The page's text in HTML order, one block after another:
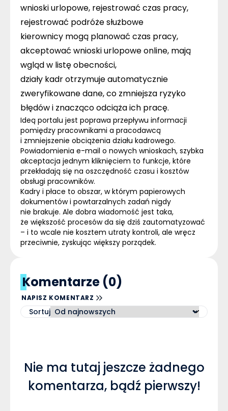
wnioski urlopowe, rejestrować czas pracy,
rejestrować podróże służbowe
kierownicy mogą planować czas pracy,
akceptować wnioski urlopowe online, mają
wgląd w listę obecności,
działy kadrotrzymuje automatycznie
zweryfikowane dane, co zmniejsza ryzyko
błędów i znacząco odciąża ich pracę.
Ideą portalu jest poprawa przepływu informacji
pomiędzy pracownikami a pracodawcą
i zmniejszenie obciążenia działu kadrowego.
Powiadomienia e-mail o nowych wnioskach, szybka
akceptacja jednym kliknięciem to funkcje, które
przekładają się na oszczędność czasu i kosztów
obsługi pracowników.
Kadry i płace to obszar, w którym papierowych
dokumentów i powtarzalnych zadań nigdy
nie brakuje. Ale dobra wiadomość jest taka,
że większość procesów da się dziś zautomatyzować
– i to wcale nie kosztem utraty kontroli, ale wręcz
przeciwnie, zyskując większy porządek.
Komentarze (0)
NAPISZ KOMENTARZ
Sortuj
Nie ma tutaj jeszcze żadnego
komentarza, bądź pierwszy!